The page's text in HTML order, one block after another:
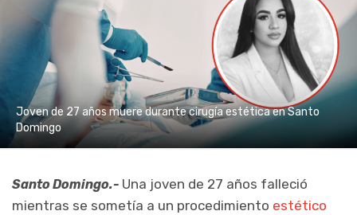
Joven de 27 años muere durante cirugía estética en Santo
Domingo
Santo Domingo.- Una joven de 27 años falleció
mientras se sometía a un procedimiento estético